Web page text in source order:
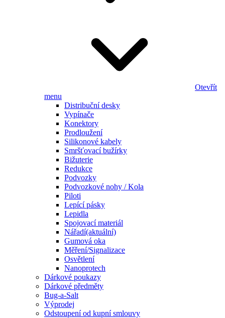
Otevřít
menu
Distribuční desky
Vypínače
Konektory
Prodloužení
Silikonové kabely
Smršťovací bužírky
Bižuterie
Redukce
Podvozky
Podvozkové nohy / Kola
Piloti
Lepící pásky
Lepidla
Spojovací materiál
Nářadí(aktuální)
Gumová oka
Měření/Signalizace
Osvětlení
Nanoprotech
Dárkové poukazy
Dárkové předměty
Bug-a-Salt
Výprodej
Odstoupení od kupní smlouvy